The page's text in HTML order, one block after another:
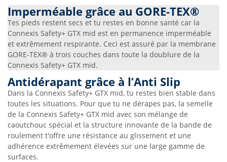
Imperméable grâce au GORE-TEX®
Tes pieds restent secs et tu restes en bonne santé car la
Connexis Safety+ GTX mid est en permanence imperméable
et extrêmement respirante. Ceci est assuré par la membrane
GORE-TEX® à trois couches dans toute la doublure de la
Connexis Safety+ GTX mid.
Antidérapant grâce à l’Anti Slip
Dans la Connexis Safety+ GTX mid, tu restes bien stable dans
toutes les situations. Pour que tu ne dérapes pas, la semelle
de la Connexis Safety+ GTX mid avec son mélange de
caoutchouc spécial et la structure innovante de la bande de
roulement t'offre une résistance au glissement et une
adhérence extrêmement élevées sur une large gamme de
surfaces.